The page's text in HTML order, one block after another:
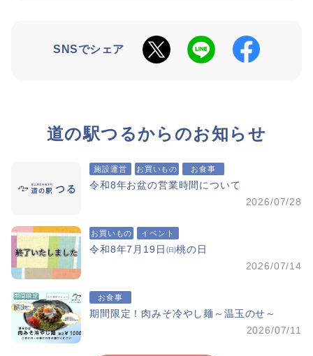
SNSでシェア
道の駅つるからのお知らせ
施設運営 お買いもの お食事
令和8年お盆の営業時間について
2026/07/28
お買いもの イベント
令和8年7月19日㈰桃の日
2026/07/14
お食事
期間限定！肉みそ冷やし麺～温玉のせ～
2026/07/11